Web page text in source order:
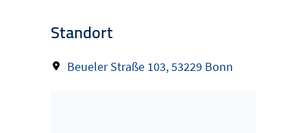
Standort
Beueler Straße 103, 53229 Bonn